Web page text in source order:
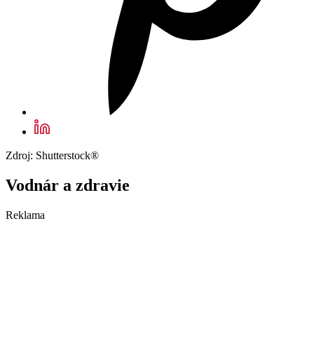
Zdroj: Shutterstock®
Vodnár a zdravie
Reklama